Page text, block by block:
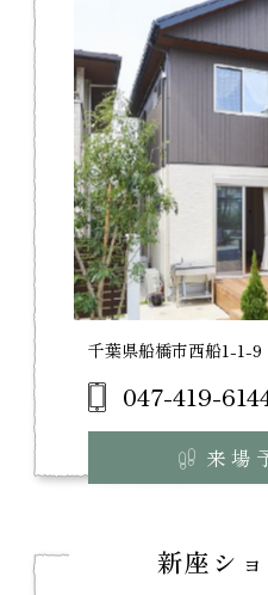
千葉県船橋市西船1-1-9
047-419-
来場
新座シ